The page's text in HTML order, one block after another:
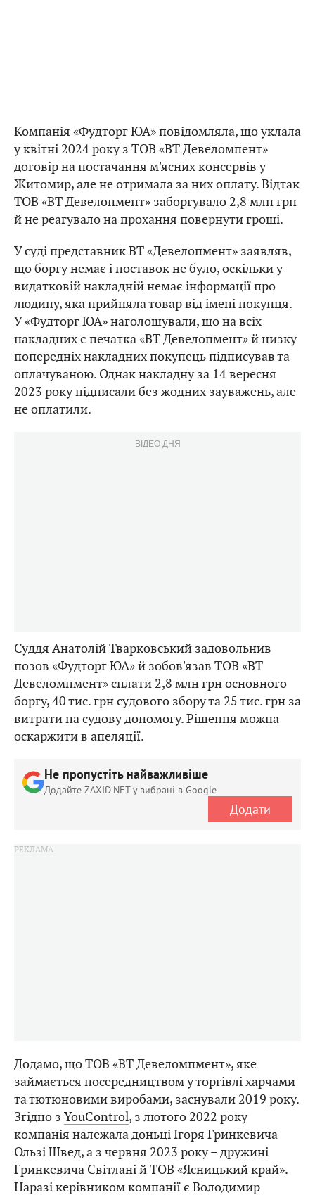
Компанія «Фудторг ЮА» повідомляла, що уклала
у квітні 2024 року з ТОВ «ВТ Девеломпент»
договір на постачання м'ясних консервів у
Житомир, але не отримала за них оплату. Відтак
ТОВ «ВТ Девелопмент» заборгувало 2,8 млн грн
й не реагувало на прохання повернути гроші.
У суді представник ВТ «Девелопмент» заявляв,
що боргу немає і поставок не було, оскільки у
видатковій накладній немає інформації про
людину, яка прийняла товар від імені покупця.
У «Фудторг ЮА» наголошували, що на всіх
накладних є печатка «ВТ Девелопмент» й низку
попередніх накладних покупець підписував та
оплачуваною. Однак накладну за 14 вересня
2023 року підписали без жодних зауважень, але
не оплатили.
ВІДЕО ДНЯ
Суддя Анатолій Тварковський задовольнив
позов «Фудторг ЮА» й зобов'язав ТОВ «ВТ
Девеломпмент» сплати 2,8 млн грн основного
боргу, 40 тис. грн судового збору та 25 тис. грн за
витрати на судову допомогу. Рішення можна
оскаржити в апеляції.
Не пропустіть найважливіше
Додайте ZAXID.NET у вибрані в Google
Додати
Додамо, що ТОВ «ВТ Девеломпмент», яке
займається посередництвом у торгівлі харчами
та тютюновими виробами, заснували 2019 року.
Згідно з YouControl, з лютого 2022 року
компанія належала доньці Ігоря Гринкевича
Ользі Швед, а з червня 2023 року – дружині
Гринкевича Світлані й ТОВ «Ясницький край».
Наразі керівником компанії є Володимир